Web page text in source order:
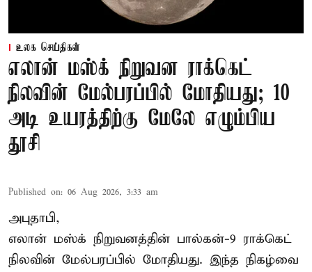
உலக செய்திகள்
எலான் மஸ்க் நிறுவன ராக்கெட்
நிலவின் மேல்பரப்பில் மோதியது; 10
அடி உயரத்திற்கு மேலே எழும்பிய
தூசி
Published on: 06 Aug 2026, 3:33 am
அபுதாபி,
எலான் மஸ்க் நிறுவனத்தின் பால்கன்-9 ராக்கெட்
நிலவின் மேல்பரப்பில் மோதியது. இந்த நிகழ்வை